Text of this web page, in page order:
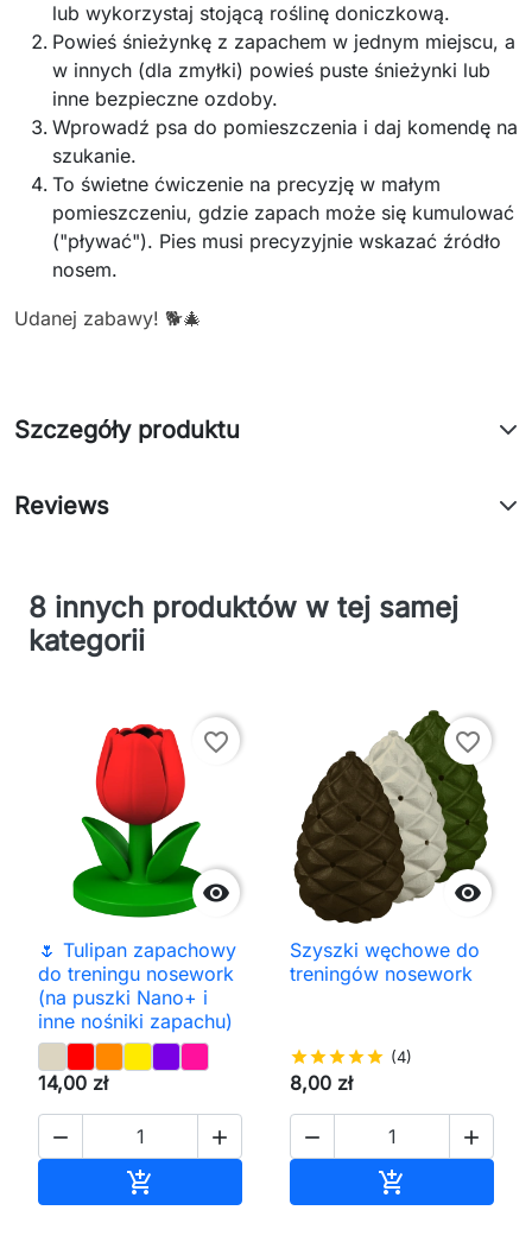
lub wykorzystaj stojącą roślinę doniczkową.
Powieś śnieżynkę z zapachem w jednym miejscu, a
w innych (dla zmyłki) powieś puste śnieżynki lub
inne bezpieczne ozdoby.
Wprowadź psa do pomieszczenia i daj komendę na
szukanie.
To świetne ćwiczenie na precyzję w małym
pomieszczeniu, gdzie zapach może się kumulować
("pływać"). Pies musi precyzyjnie wskazać źródło
nosem.
Udanej zabawy! 🐕🎄
Szczegóły produktu
Reviews
8 innych produktów w tej samej
kategorii

favorite_border
🌷 Tulipan zapachowy
do treningu nosework
(na puszki Nano+ i
inne nośniki zapachu)
14,00 zł
 


favorite_border
Szyszki węchowe do
treningów nosework
starstarstarstarstar (4)
8,00 zł
 
